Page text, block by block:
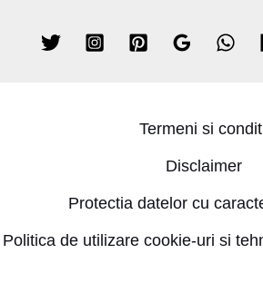
Termeni si
Disclaimer
Protectia datelor cu
Politica de utilizare cookie-uri si